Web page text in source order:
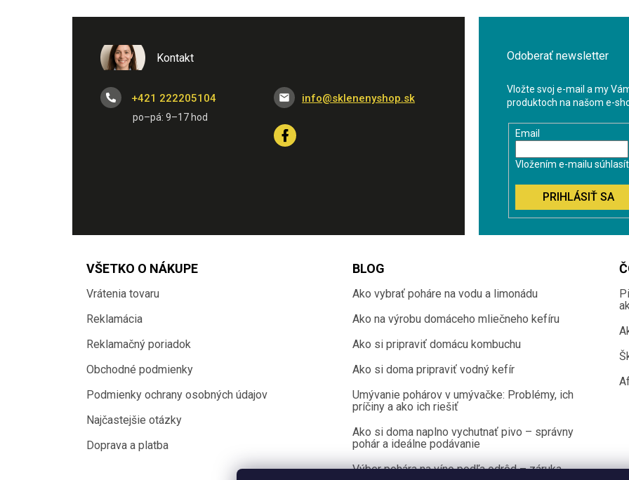
Kontakt
info@sklenenyshop.sk
+421 222205104
Odoberať newsletter
Vložte svoj e-mail a my
produktoch na našom e-
Email
Vložením e-mailu
PRIHLÁSIŤ SA
VŠETKO O NÁKUPE
Vrátenia tovaru
Reklamácia
Reklamačný poriadok
Obchodné podmienky
Podmienky ochrany osobných údajov
Najčastejšie otázky
Doprava a platba
BLOG
Ako vybrať poháre na vodu a limonádu
Ako na výrobu domáceho mliečneho kefíru
Ako si pripraviť domácu kombuchu
Ako si doma pripraviť vodný kefír
Umývanie pohárov v umývačke: Problémy, ich
príčiny a ako ich riešiť
Ako si doma naplno vychutnať pivo – správny
pohár a ideálne podávanie
Výber pohára na víno podľa odrôd – záruka